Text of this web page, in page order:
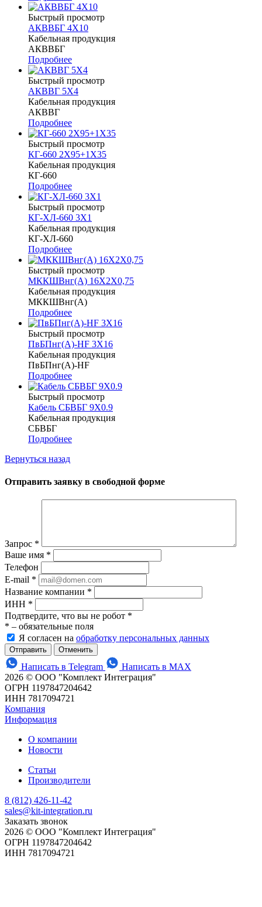
Быстрый просмотр
АКВВБГ 4Х10
Кабельная продукция
АКВВБГ
Подробнее
Быстрый просмотр
АКВВГ 5Х4
Кабельная продукция
АКВВГ
Подробнее
Быстрый просмотр
КГ-660 2Х95+1Х35
Кабельная продукция
КГ-660
Подробнее
Быстрый просмотр
КГ-ХЛ-660 3Х1
Кабельная продукция
КГ-ХЛ-660
Подробнее
Быстрый просмотр
МККШВнг(А) 16Х2Х0,75
Кабельная продукция
МККШВнг(А)
Подробнее
Быстрый просмотр
ПвБПнг(А)-HF 3Х16
Кабельная продукция
ПвБПнг(А)-HF
Подробнее
Быстрый просмотр
Кабель СБВБГ 9Х0.9
Кабельная продукция
СБВБГ
Подробнее
Вернуться назад
Отправить заявку в свободной форме
Запрос *
Ваше имя *
Телефон
E-mail *
Название компании *
ИНН *
Подтвердите, что вы не робот *
* – обязательные поля
Я согласен на обработку персональных данных
Отменить
Написать в Telegram
Написать в MAX
2026 © ООО "Комплект Интеграция"
ОГРН 1197847204642
ИНН 7817094721
Компания
Информация
О компании
Новости
Статьи
Производители
8 (812) 426-11-42
sales@kit-integration.ru
Заказать звонок
2026 © ООО "Комплект Интеграция"
ОГРН 1197847204642
ИНН 7817094721